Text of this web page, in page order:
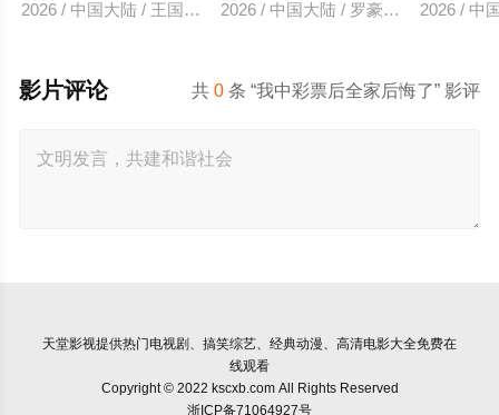
2026 / 中国大陆 / 王国豪杰＆诗语＆梁辰羽2026 / 中国大陆 / 罗豪宇＆陈昕乔
2026 / 中
共0 条 “我中彩票后全家后悔了” 影评
影片评论
天堂影视提供热门电视剧、搞笑综艺、经典动漫、高清电影大全免费在
线观看
Copyright © 2022 kscxb.com All Rights Reserved
浙ICP备71064927号